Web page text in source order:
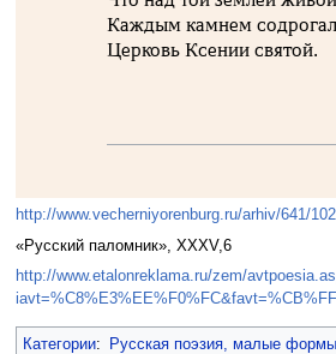
Каждым камнем
Церковь Ксении святой.
http://www.vecherniyorenburg.ru/arhiv/641/
«Русский паломник», XXXV,6
http://www.etalonreklama.ru/zem/
Категории:
Русская поэзия, малые формы